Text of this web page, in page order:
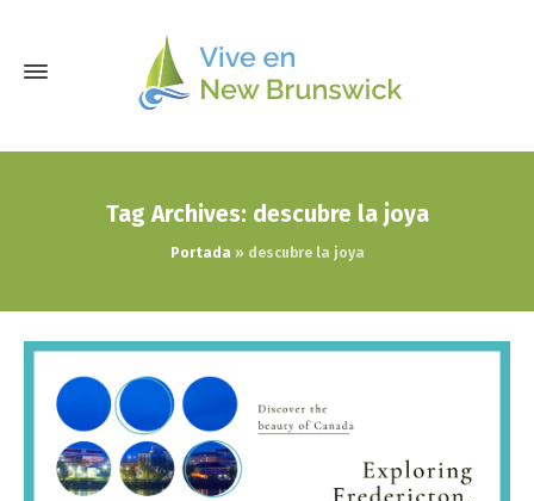
Tag Archives: descubre la joya
Portada» descubre la joya